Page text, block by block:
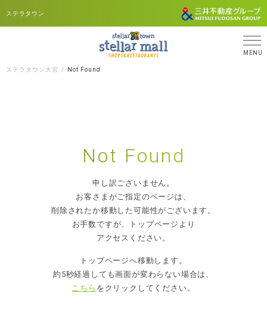
MENU
ステラタウン
ステラタウン大宮 Not Found
Not Found
申し訳ございません。
お客さまがご指定のページは、
削除されたか移動した可能性がございます。
お手数ですが、トップページより
アクセスください。
トップページへ移動します。
約5秒経過しても画面が変わらない場合は、
こちら をクリックしてください。